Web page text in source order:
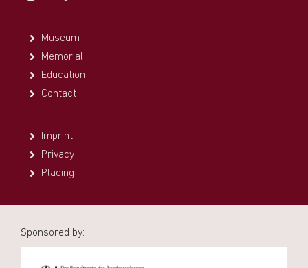
Museum
Memorial
Education
Contact
Imprint
Privacy
Placing
Sponsored by: